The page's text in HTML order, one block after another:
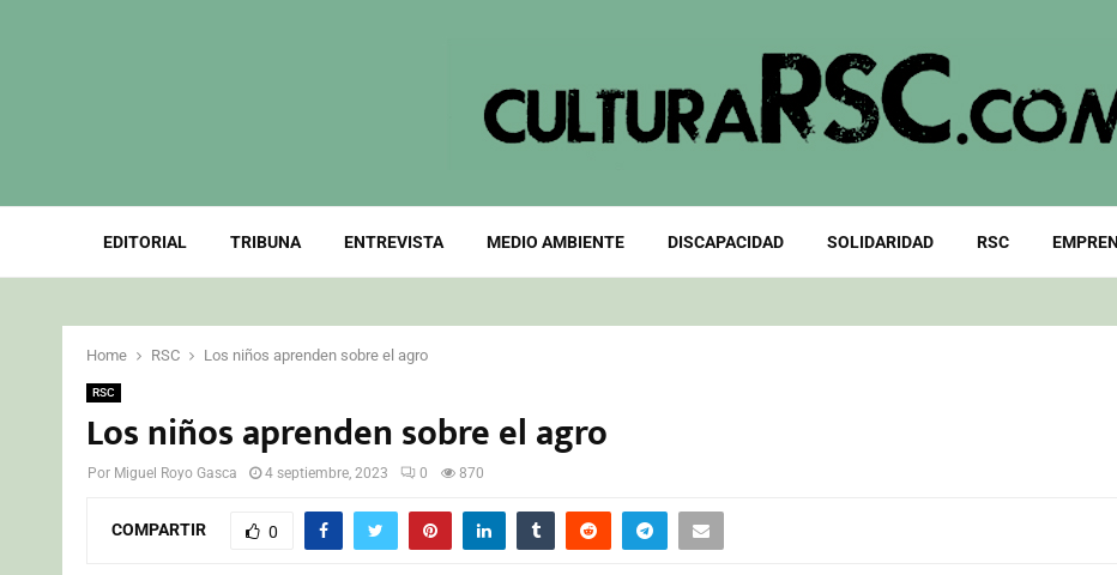
EDITORIAL TRIBUNA ENTREVISTA MEDIO AMBIENTE DISCAPACIDAD SOLIDARIDAD RSC
Home RSC Los niños aprenden sobre el agro
RSC
Los niños aprenden sobre el agro
Por Miguel Royo Gasca 4 septiembre, 2023 0 870
COMPARTIR 0